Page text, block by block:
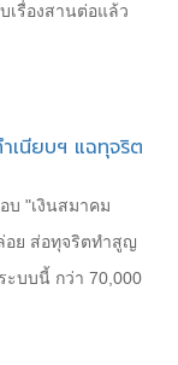
รื่องสานต่อแล้ว
เนียบฯ แฉทุจริต
บ "เงินสมาคม
อย ส่อทุจริตทำสูญ
ะบบนี้ กว่า 70,000